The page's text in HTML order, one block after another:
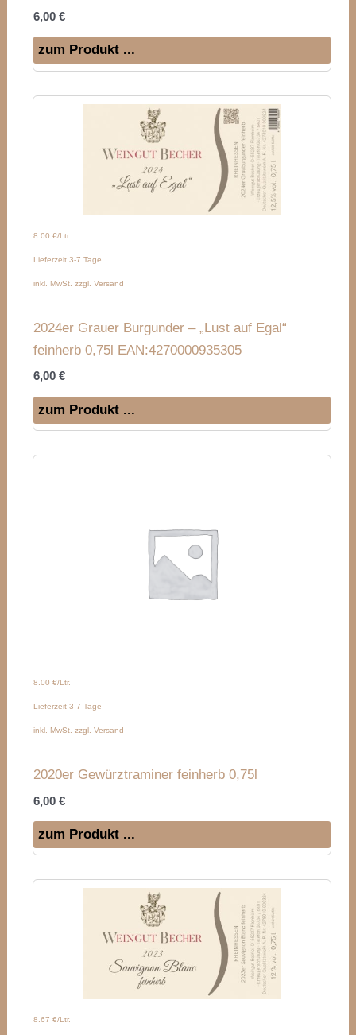
6,00€
zum Produkt ...
8.00 €/Ltr.
Lieferzeit 3-7 Tage
inkl. MwSt. zzgl. Versand
2024er Grauer Burgunder – „Lust auf Egal“
feinherb 0,75l EAN:4270000935305
6,00€
zum Produkt ...
8.00 €/Ltr.
Lieferzeit 3-7 Tage
inkl. MwSt. zzgl. Versand
2020er Gewürztraminer feinherb 0,75l
6,00€
zum Produkt ...
8.67 €/Ltr.